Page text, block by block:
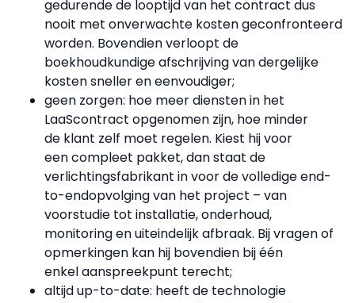
gedurende de looptijd van het contract dus
nooit met onverwachte kosten geconfronteerd
worden. Bovendien verloopt de
boekhoudkundige afschrijving van dergelijke
kosten sneller en eenvoudiger;
geen zorgen: hoe meer diensten in het
LaaScontract opgenomen zijn, hoe minder
de klant zelf moet regelen. Kiest hij voor
een compleet pakket, dan staat de
verlichtingsfabrikant in voor de volledige end-
to-endopvolging van het project – van
voorstudie tot installatie, onderhoud,
monitoring en uiteindelijk afbraak. Bij vragen of
opmerkingen kan hij bovendien bij één
enkel aanspreekpunt terecht;
altijd up-to-date: heeft de technologie